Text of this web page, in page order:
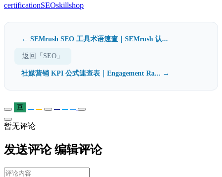
certificationSEOskillshop
← SEMrush SEO 工具术语速查｜SEMrush 认...
返回「SEO」
社媒营销 KPI 公式速查表｜Engagement Ra... →
豆
暂无评论
发送评论 编辑评论